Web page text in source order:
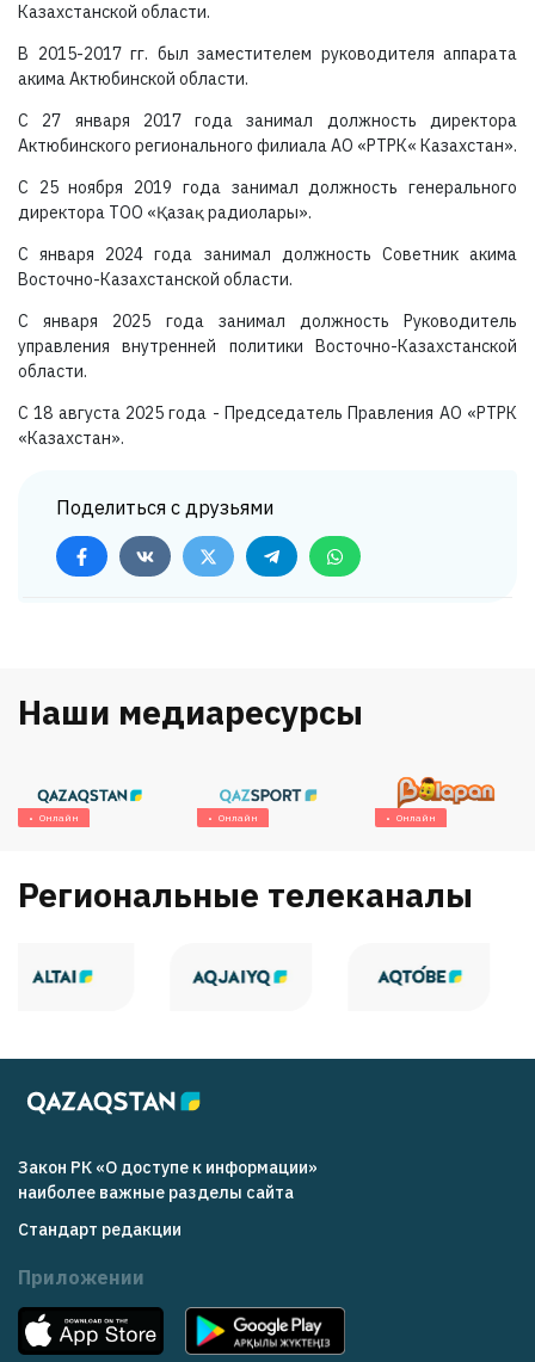
Казахстанской области.
В 2015-2017 гг. был заместителем руководителя аппарата
акима Актюбинской области.
С 27 января 2017 года занимал должность директора
Актюбинского регионального филиала АО «РТРК« Казахстан».
С 25 ноября 2019 года занимал должность генерального
директора ТОО «Қазақ радиолары».
С января 2024 года занимал должность Советник акима
Восточно-Казахстанской области.
С января 2025 года занимал должность Руководитель
управления внутренней политики Восточно-Казахстанской
области.
С 18 августа 2025 года - Председатель Правления АО «РТРК
«Казахстан».
Поделиться с друзьями
Наши медиаресурсы
Онлайн Онлайн Онлайн
Региональные телеканалы
Закон РК «О доступе к информации»
наиболее важные разделы сайта
Стандарт редакции
Приложении